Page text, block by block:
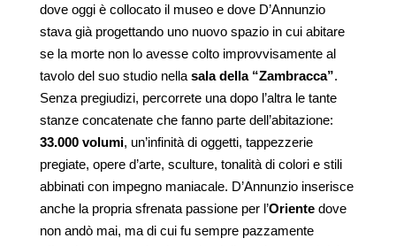
dove oggi è collocato il museo e dove D’Annunzio
stava già progettando uno nuovo spazio in cui abitare
se la morte non lo avesse colto improvvisamente al
tavolo del suo studio nella sala della “Zambracca”.
Senza pregiudizi, percorrete una dopo l’altra le tante
stanze concatenate che fanno parte dell’abitazione:
33.000 volumi, un’infinità di oggetti, tappezzerie
pregiate, opere d’arte, sculture, tonalità di colori e stili
abbinati con impegno maniacale. D’Annunzio inserisce
anche la propria sfrenata passione per l’Orientedove
non andò mai, ma di cui fu sempre pazzamente